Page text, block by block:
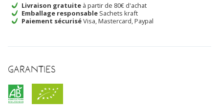
Livraison gratuite à partir de 80€ d'achat
Emballage responsable Sachets kraft
Paiement sécuriséVisa, Mastercard, Paypal
Garanties